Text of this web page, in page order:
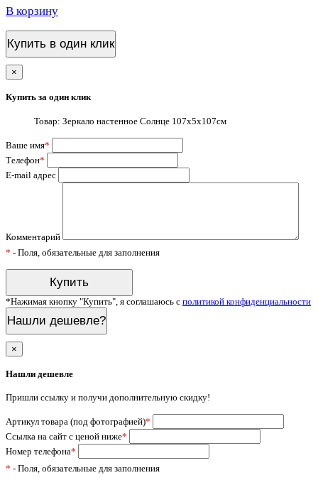
В корзину
Купить в один клик
×
Купить за один клик
Товар: Зеркало настенное Солнце 107х5х107см
Ваше имя*
Телефон*
E-mail адрес
Комментарий
* - Поля, обязательные для заполнения
*Нажимая кнопку "Купить", я соглашаюсь с политикой конфиденциальности
Нашли дешевле?
×
Нашли дешевле
Пришли ссылку и получи дополнительную скидку!
Артикул товара (под фотографией)*
Ссылка на сайт с ценой ниже*
Номер телефона*
* - Поля, обязательные для заполнения